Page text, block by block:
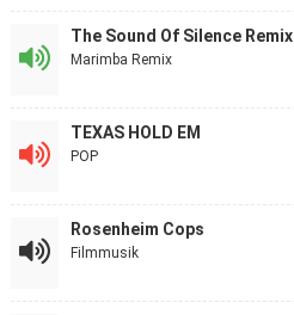
The Sound Of Silence Remix
Marimba Remix
TEXAS HOLD EM
POP
Rosenheim Cops
Filmmusik